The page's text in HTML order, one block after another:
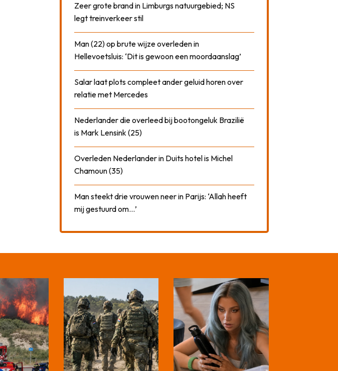
Zeer grote brand in Limburgs natuurgebied; NS
legt treinverkeer stil
Man (22) op brute wijze overleden in
Hellevoetsluis: ‘Dit is gewoon een moordaanslag’
Salar laat plots compleet ander geluid horen over
relatie met Mercedes
Nederlander die overleed bij bootongeluk Brazilië
is Mark Lensink (25)
Overleden Nederlander in Duits hotel is Michel
Chamoun (35)
Man steekt drie vrouwen neer in Parijs: ‘Allah heeft
mij gestuurd om…’